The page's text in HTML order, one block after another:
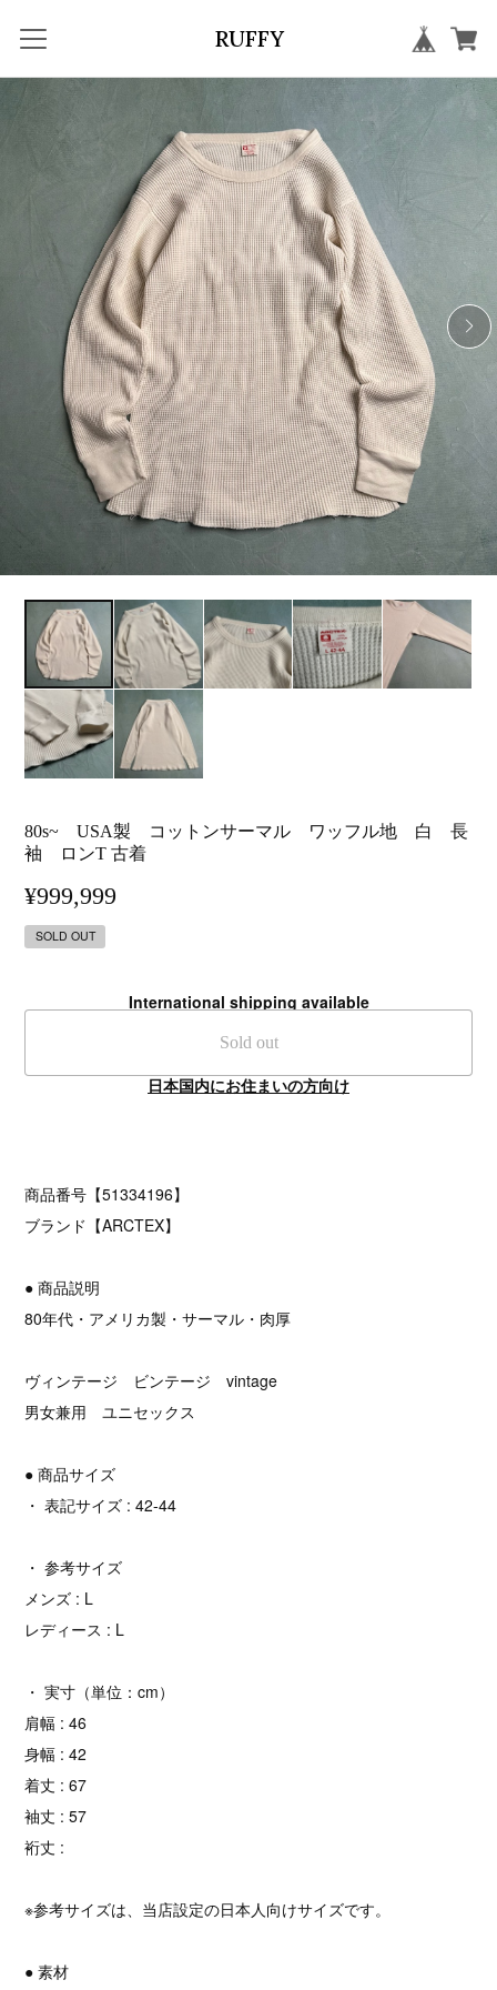
RUFFY
80s~ USA製 コットンサーマル ワッフル地 白 長
袖 ロンT 古着
¥999,999
SOLD OUT
International shipping available
Sold out
日本国内にお住まいの方向け
商品番号【51334196】
ブランド【ARCTEX】
● 商品説明
80年代・アメリカ製・サーマル・肉厚
ヴィンテージ ビンテージ vintage
男女兼用 ユニセックス
● 商品サイズ
・ 表記サイズ : 42-44
・ 参考サイズ
メンズ : L
レディース : L
・ 実寸（単位：cm）
肩幅 : 46
身幅 : 42
着丈 : 67
袖丈 : 57
裄丈 :
※参考サイズは、当店設定の日本人向けサイズです。
● 素材